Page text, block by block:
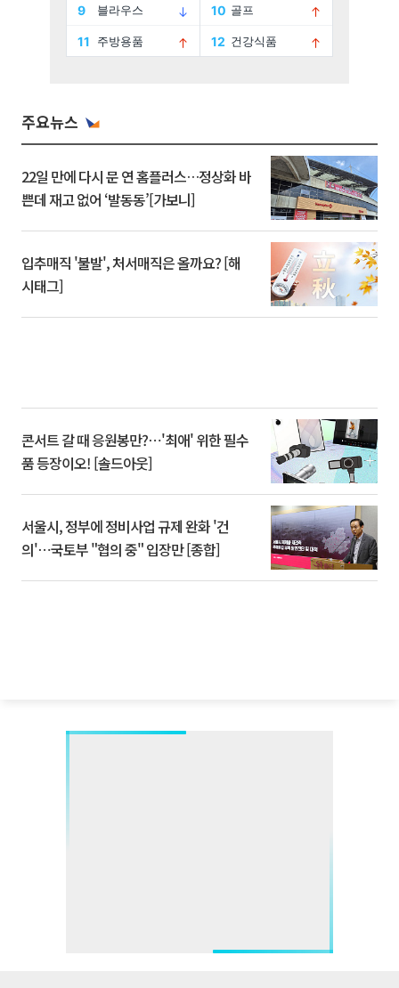
주요뉴스
22일 만에 다시 문 연 홈플러스…정상화 바
쁜데 재고 없어 ‘발동동’[가보니]
입추매직 '불발', 처서매직은 올까요? [해
시태그]
콘서트 갈 때 응원봉만?⋯'최애' 위한 필수
품 등장이오! [솔드아웃]
서울시, 정부에 정비사업 규제 완화 '건
의'⋯국토부 "협의 중" 입장만 [종합]